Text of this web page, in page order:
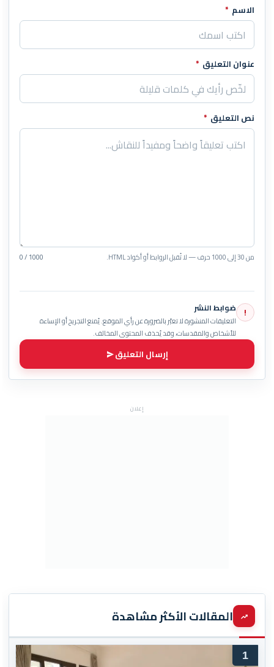
اترك هذا الحقل فارغاً
الاسم *
عنوان التعليق *
نص التعليق *
من 30 إلى 1000 حرف — لا تُقبل الروابط أو أكواد HTML. 0 / 1000
! ضوابط النشر
التعليقات المنشورة لا تعبّر بالضرورة عن رأي الموقع. يُمنع التجريح أو الإساءة
للأشخاص والمقدسات، وقد يُحذف المحتوى المخالف.
إرسال التعليق
إعلان
المقالات الأكثر مشاهدة
1